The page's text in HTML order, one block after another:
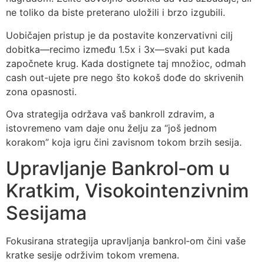
ne toliko da biste preterano uložili i brzo izgubili.
Uobičajen pristup je da postavite konzervativni cilj
dobitka—recimo između 1.5x i 3x—svaki put kada
započnete krug. Kada dostignete taj množioc, odmah
cash out-ujete pre nego što kokoš dođe do skrivenih
zona opasnosti.
Ova strategija održava vaš bankroll zdravim, a
istovremeno vam daje onu želju za “još jednom
korakom” koja igru čini zavisnom tokom brzih sesija.
Upravljanje Bankrol‑om u
Kratkim, Visokointenzivnim
Sesijama
Fokusirana strategija upravljanja bankrol‑om čini vaše
kratke sesije održivim tokom vremena.